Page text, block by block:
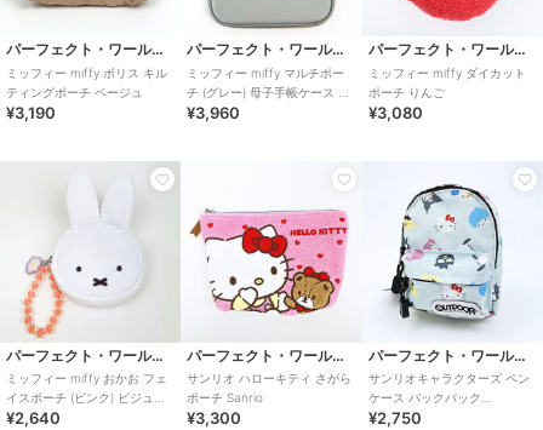
パーフェクト・ワールド・トーキョー
ミッフィー miffy ボリス キル
ティングポーチ ベージュ
¥3,190
パーフェクト・ワールド・トーキョー
ミッフィー miffy マルチポー
チ (グレー) 母子手帳ケース 通
帳ケース
¥3,960
パーフェクト・ワールド・トーキョー
ミッフィー miffy ダイカット
ポーチ りんご
¥3,080
パーフェクト・ワールド・トーキョー
ミッフィー miffy おかお フェ
イスポーチ (ピンク) ビジュー
シリーズ
¥2,640
パーフェクト・ワールド・トーキョー
サンリオ ハローキティ さがら
ポーチ Sanrio
¥3,300
パーフェクト・ワールド・トーキョー
サンリオキャラクターズ ペン
ケース バックパック
OUTDOOR PRODUCTS ポーチ
¥2,750